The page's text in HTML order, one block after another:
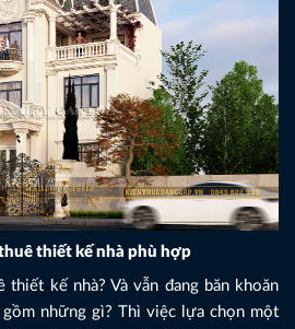
thiết kế nhà phù hợp
thiết kế nhà? Và vẫn đang băn khoăn
những gì? Thì việc lựa chọn một